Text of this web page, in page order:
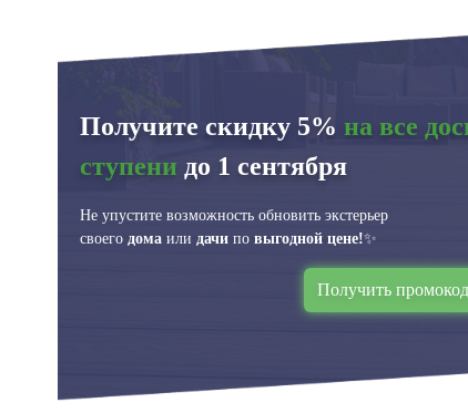
Получите скидку 5% на все
ступени до 1 сентября
Не упустите возможность обновить экстерьер
своего дома или дачи по выгодной цене!✨
Получить промокод